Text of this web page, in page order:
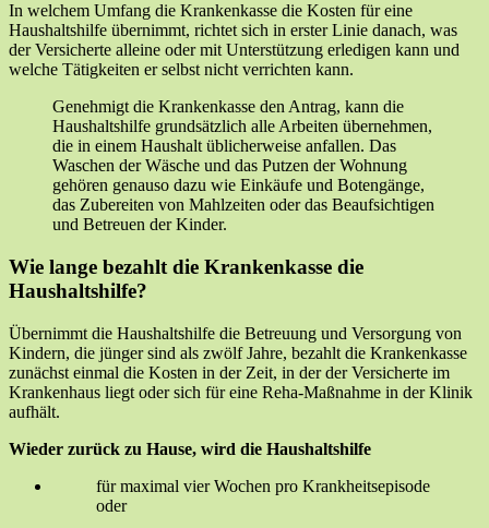
In welchem Umfang die Krankenkasse die Kosten für eine
Haushaltshilfe übernimmt, richtet sich in erster Linie danach, was
der Versicherte alleine oder mit Unterstützung erledigen kann und
welche Tätigkeiten er selbst nicht verrichten kann.
Genehmigt die Krankenkasse den Antrag, kann die
Haushaltshilfe grundsätzlich alle Arbeiten übernehmen,
die in einem Haushalt üblicherweise anfallen. Das
Waschen der Wäsche und das Putzen der Wohnung
gehören genauso dazu wie Einkäufe und Botengänge,
das Zubereiten von Mahlzeiten oder das Beaufsichtigen
und Betreuen der Kinder.
Wie lange bezahlt die Krankenkasse die
Haushaltshilfe?
Übernimmt die Haushaltshilfe die Betreuung und Versorgung von
Kindern, die jünger sind als zwölf Jahre, bezahlt die Krankenkasse
zunächst einmal die Kosten in der Zeit, in der der Versicherte im
Krankenhaus liegt oder sich für eine Reha-Maßnahme in der Klinik
aufhält.
Wieder zurück zu Hause, wird die Haushaltshilfe
für maximal vier Wochen pro Krankheitsepisode
oder